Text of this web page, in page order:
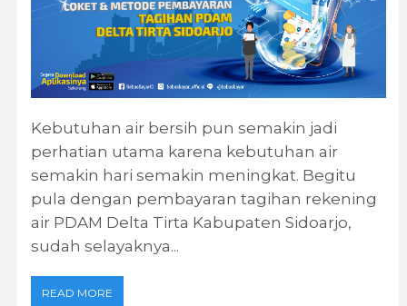
Kebutuhan air bersih pun semakin jadi
perhatian utama karena kebutuhan air
semakin hari semakin meningkat. Begitu
pula dengan pembayaran tagihan rekening
air PDAM Delta Tirta Kabupaten Sidoarjo,
sudah selayaknya...
READ MORE